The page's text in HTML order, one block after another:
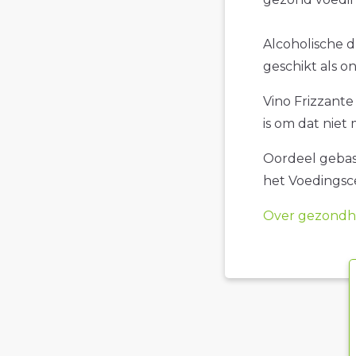
Alcoholische
geschikt als
Vino
is om dat niet
Oordeel
het
Over